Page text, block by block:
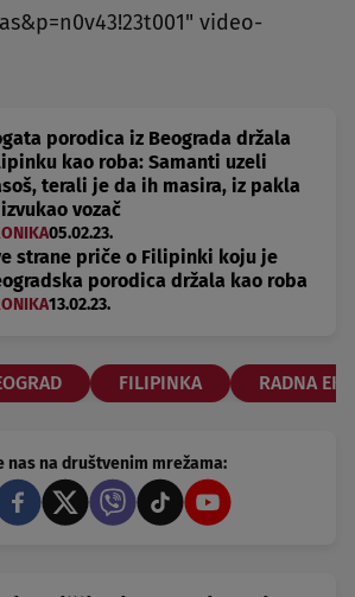
video-
porodica iz Beograda držala
kao roba: Samanti uzeli
terali je da ih masira, iz pakla
vozač
05.02.23.
strane priče o Filipinki koju je
porodica držala kao roba
13.02.23.
FILIPINKA RADNA
nas na društvenim mrežama: